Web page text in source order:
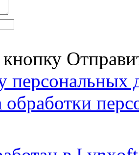
персональных
обработки